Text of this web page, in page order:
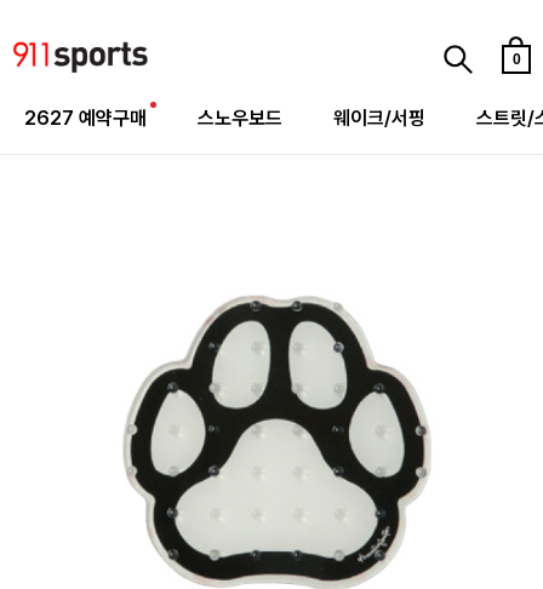
0
2627 예약구매 스노우보드 웨이크/서핑 스트릿/